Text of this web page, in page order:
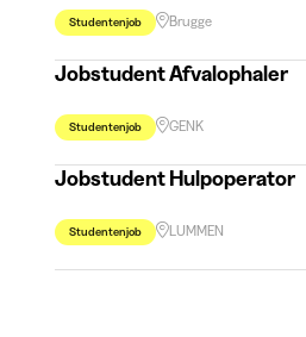
Studentenjob Brugge
Jobstudent Afvalophaler
Studentenjob GENK
Jobstudent Hulpoperator
Studentenjob LUMMEN